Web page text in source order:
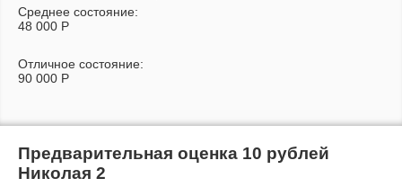
Среднее состояние:
48 000 Р
Отличное состояние:
90 000 Р
Предварительная оценка 10 рублей
Николая 2